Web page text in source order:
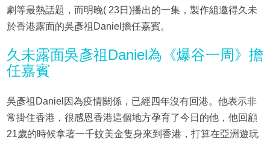
劇等最熱話題，而明晚( 23日)播出的一集，製作組邀得久未
於香港露面的吳彥祖Daniel擔任嘉賓。
久未露面吳彥祖Daniel為《爆谷一周》擔
任嘉賓
吳彥祖Daniel因為疫情關係，已經四年沒有回港。他表示非
常掛住香港，很感恩香港這個地方孕育了今日的他，他回顧
21歲的時候拿著一千蚊美金隻身來到香港，打算在亞洲遊玩